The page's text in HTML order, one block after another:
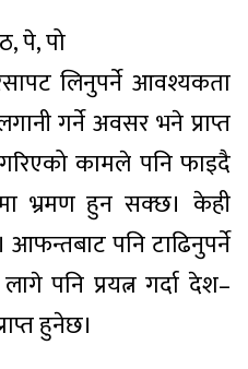
पे, पो
लिनुपर्ने आवश्यकता
गर्ने अवसर भने प्राप्त
कामले पनि फाइदै
भ्रमण हुन सक्छ। केही
आफन्तबाट पनि टाढिनुपर्ने
पनि प्रयत्न गर्दा देश–
हुनेछ।